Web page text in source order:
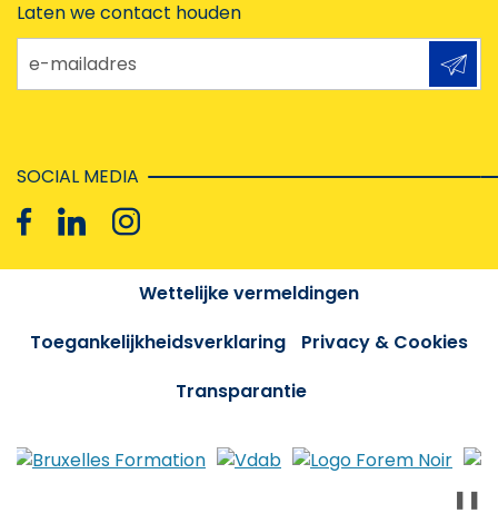
Laten we contact houden
e-mailadres
SOCIAL MEDIA
Wettelijke vermeldingen
Toegankelijkheidsverklaring
Privacy & Cookies
Transparantie
❚❚